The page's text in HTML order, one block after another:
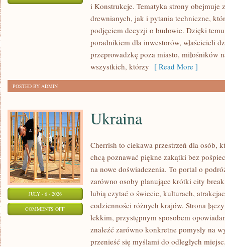
FINANSOWANIE
i Konstrukcje. Tematyka strony obejmuje
drewnianych, jak i pytania techniczne,
podjęciem decyzji o budowie. Dzięki
poradnikiem dla inwestorów, właścicieli
przeprowadzkę poza miasto, miłośników
wszystkich, którzy [ Read More ]
POSTED BY ADMIN
JULY - 6 - 2026
COMMENTS OFFON
Ukraina
Cherrish to ciekawa przestrzeń dla osób,
chcą poznawać piękne zakątki bez
na nowe doświadczenia. To portal o
zarówno osoby planujące krótki city
lubią czytać o świecie, kulturach,
codzienności różnych krajów. Strona
lekkim, przystępnym sposobem
znaleźć zarówno konkretne pomysły na
przenieść się myślami do odległych